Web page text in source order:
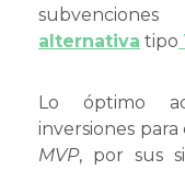
alternativa tipo
Lo óptimo
inversiones
MVP, por sus